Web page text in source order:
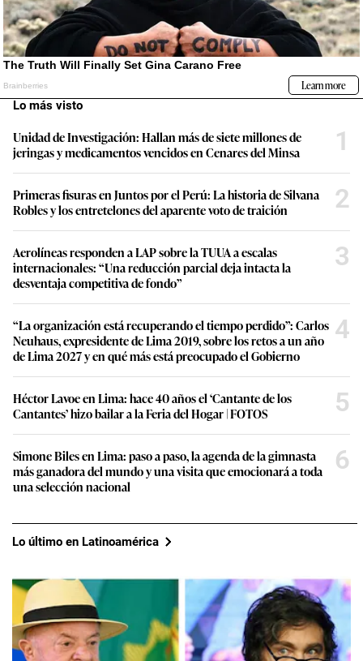
Lo más visto
Unidad de Investigación: Hallan más de siete millones de
jeringas y medicamentos vencidos en Cenares del Minsa
1
Primeras fisuras en Juntos por el Perú: La historia de Silvana
Robles y los entretelones del aparente voto de traición
2
Aerolíneas responden a LAP sobre la TUUA a escalas
internacionales: “Una reducción parcial deja intacta la
desventaja competitiva de fondo”
3
“La organización está recuperando el tiempo perdido”: Carlos
Neuhaus, expresidente de Lima 2019, sobre los retos a un año
de Lima 2027 y en qué más está preocupado el Gobierno
4
Héctor Lavoe en Lima: hace 40 años el ‘Cantante de los
Cantantes’ hizo bailar a la Feria del Hogar | FOTOS
5
Simone Biles en Lima: paso a paso, la agenda de la gimnasta
más ganadora del mundo y una visita que emocionará a toda
una selección nacional
6
Lo último en Latinoamérica